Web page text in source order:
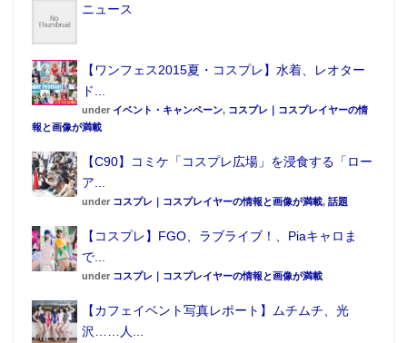
ニュース
【ワンフェス2015夏・コスプレ】水着、レオター
ド...
under イベント・キャンペーン, コスプレ｜コスプレイヤーの情
報と画像が満載
【C90】コミケ「コスプレ広場」を浸食する「ロー
ア...
under コスプレ｜コスプレイヤーの情報と画像が満載, 話題
【コスプレ】FGO、ラブライブ！、Piaキャロま
で...
under コスプレ｜コスプレイヤーの情報と画像が満載
【カフェイベント写真レポート】ムチムチ、光
沢……人...